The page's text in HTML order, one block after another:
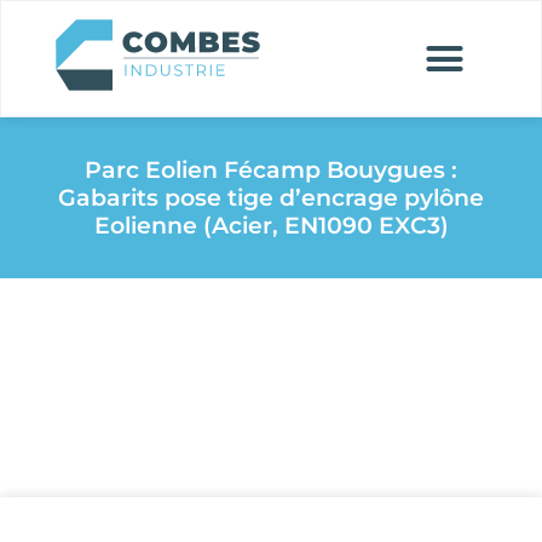
Parc Eolien Fécamp Bouygues :
Gabarits pose tige d’encrage pylône
Eolienne (Acier, EN1090 EXC3)